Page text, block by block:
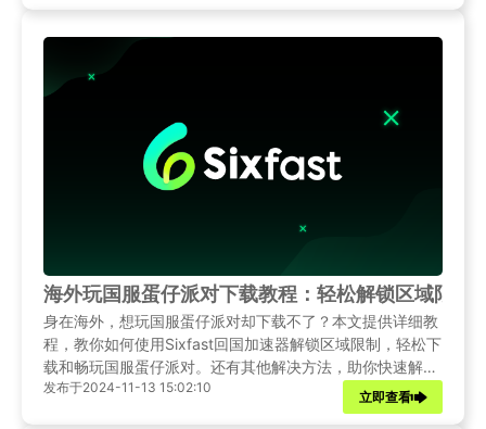
海外玩国服蛋仔派对下载教程：轻松解锁区域限制
身在海外，想玩国服蛋仔派对却下载不了？本文提供详细教
程，教你如何使用Sixfast回国加速器解锁区域限制，轻松下
载和畅玩国服蛋仔派对。还有其他解决方法，助你快速解除
限制。
发布于2024-11-13 15:02:10
立即查看